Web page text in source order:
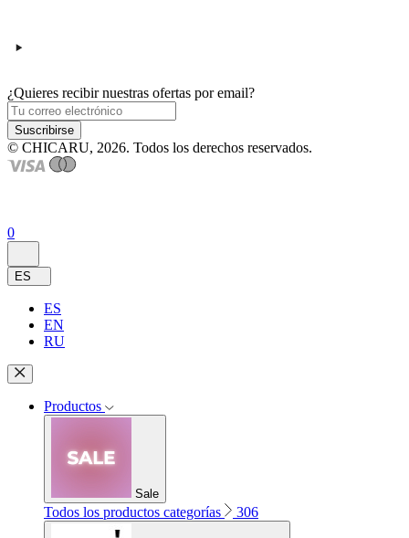
¿Quieres recibir nuestras ofertas por email?
Suscribirse
© CHICARU, 2026. Todos los derechos reservados.
0
ES
ES
EN
RU
Productos
Sale
Todos los productos categorías 306